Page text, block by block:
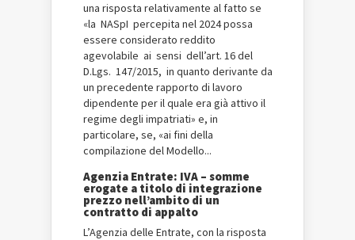
una risposta relativamente al fatto se
«la NASpI percepita nel 2024 possa
essere considerato reddito
agevolabile ai sensi dell’art. 16 del
D.Lgs. 147/2015, in quanto derivante da
un precedente rapporto di lavoro
dipendente per il quale era già attivo il
regime degli impatriati» e, in
particolare, se, «ai fini della
compilazione del Modello...
Agenzia Entrate: IVA – somme
erogate a titolo di integrazione
prezzo nell’ambito di un
contratto di appalto
L’Agenzia delle Entrate, con la risposta